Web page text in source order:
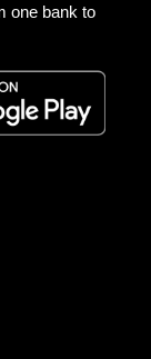
one bank to